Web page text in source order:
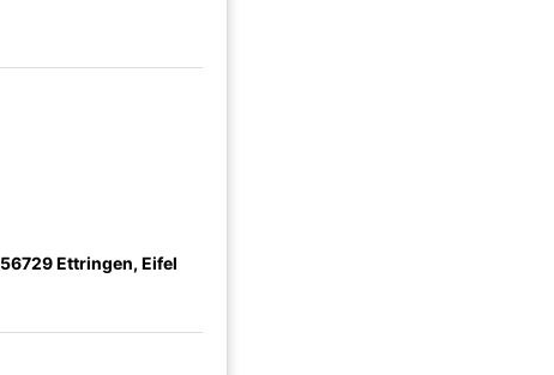
56729 Ettringen, Eifel